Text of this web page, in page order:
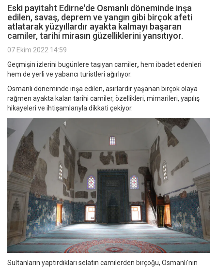
Eski payitaht Edirne'de Osmanlı döneminde inşa
edilen, savaş, deprem ve yangın gibi birçok afeti
atlatarak yüzyıllardır ayakta kalmayı başaran
camiler, tarihi mirasın güzelliklerini yansıtıyor.
07 Ekim 2022 14:59
Geçmişin izlerini bugünlere taşıyan camiler, hem ibadet edenleri
hem de yerli ve yabancı turistleri ağırlıyor.
Osmanlı döneminde inşa edilen, asırlardır yaşanan birçok olaya
rağmen ayakta kalan tarihi camiler, özellikleri, mimarileri, yapılış
hikayeleri ve ihtişamlarıyla dikkati çekiyor.
Sultanların yaptırdıkları selatin camilerden birçoğu, Osmanlı'nın